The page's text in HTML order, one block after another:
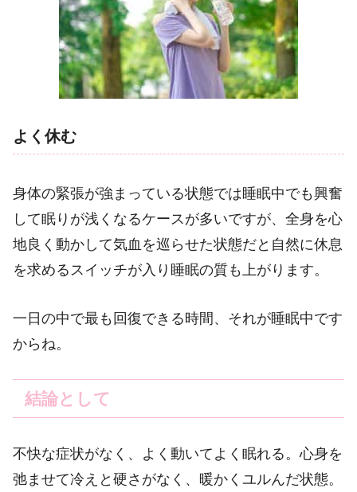
よく休む
身体の緊張が強まっている状態では睡眠中でも興奮
して眠りが浅くなるケースが多いですが、全身を心
地良く動かして気血を巡らせた状態だと自然に休息
を求めるスイッチが入り睡眠の質も上がります。
一日の中で最も回復できる時間、それが睡眠中です
からね。
結論として
不快な症状がなく、よく動いてよく眠れる。心身を
弛ませて冷えと硬さがなく、暖かくユルんだ状態。